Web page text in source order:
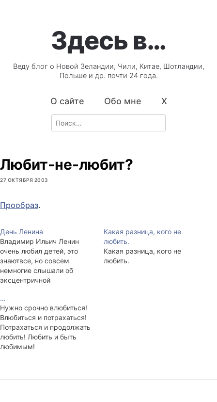
Здесь в…
Веду блог о Новой Зеландии, Чили, Китае, Шотландии,
Польше и др. почти 24 года.
О сайте Обо мне X
Search
for:
Любит-не-любит?
27 ОКТЯБРЯ 2003
Прообраз.
День Ленина
Владимир Ильич Ленин
очень любил детей, это
знаютвсе, но совсем
немногие слышали об
эксцентричной
макаронным изделиям.
Ленин любил лапшу. Он
любил её готовить, есть и
вешать. Отсюда есть пошла
общеизвестная поговорка:
"Нажраться лапши, как
Какая разница, кого не
любить.
Какая разница, кого не
любить.
…
Нужно срочно влюбиться!
Влюбиться и потрахаться!
Потрахаться и продолжать
любить! Любить и быть
любимым!